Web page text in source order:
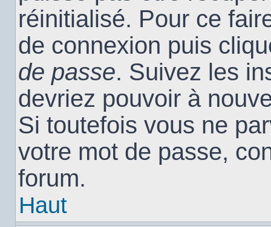
réinitialisé. Pour ce
de connexion puis
de passe. Suivez les
devriez pouvoir à
Si toutefois vous ne
votre mot de passe,
forum.
Haut